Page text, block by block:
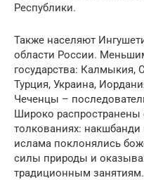
Республики.
Также населяют
области России.
государства: Калмыкия,
Турция, Украина,
Чеченцы –
Широко распространены
толкованиях:
ислама поклонялись
силы природы и
традиционным занятиям.